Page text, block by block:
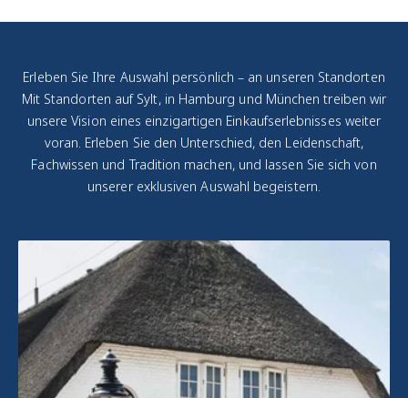
:Jede Uhr wird
eingeordnet – von
"Ungetragen" bis
"Vintage mit Charakter".
Erleben Sie Ihre Auswahl persönlich – an unseren Standorten
Mit Standorten auf Sylt, in Hamburg und München treiben wir
unsere Vision eines einzigartigen Einkaufserlebnisses weiter
voran. Erleben Sie den Unterschied, den Leidenschaft,
Fachwissen und Tradition machen, und lassen Sie sich von
unserer exklusiven Auswahl begeistern.